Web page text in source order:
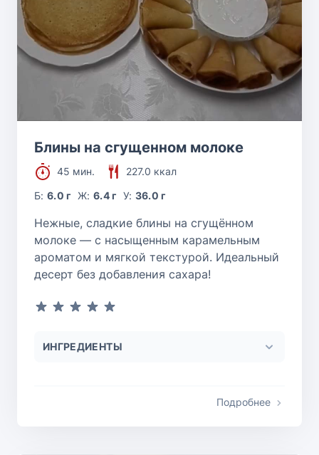
Блины на сгущенном молоке
45 мин.
227.0 ккал
Б:6.0 г Ж: 6.4 г У: 36.0 г
Нежные, сладкие блины на сгущённом
молоке — с насыщенным карамельным
ароматом и мягкой текстурой. Идеальный
десерт без добавления сахара!
ИНГРЕДИЕНТЫ
Подробнее